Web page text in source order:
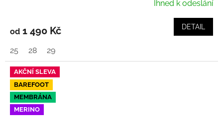
Ihned k odeslání
od 1 490 Kč DETAIL
25 28 29
AKČNÍ SLEVA
BAREFOOT
MEMBRÁNA
MERINO